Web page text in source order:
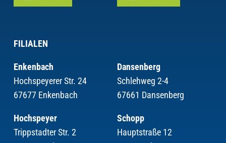
FILIALEN
Enkenbach
Hochspeyerer Str. 24
67677 Enkenbach
Hochspeyer
Trippstadter Str. 2
Dansenberg
Schlehweg 2-4
67661 Dansenberg
Schopp
Hauptstraße 12